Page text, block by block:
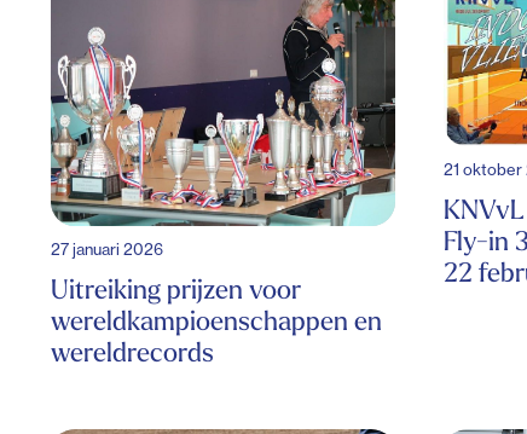
27 januari 2026
Uitreiking prijzen voor
wereldkampioenschappen en
wereldrecords
21 oktober
Fly-in
22